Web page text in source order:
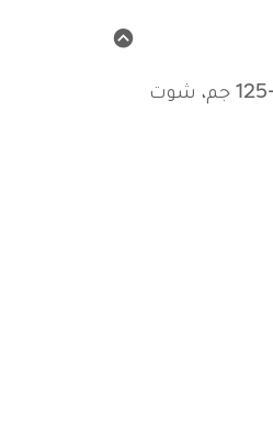
: عصير التوت المشكل 200 مل، حب الرمان-125 جم، شوت